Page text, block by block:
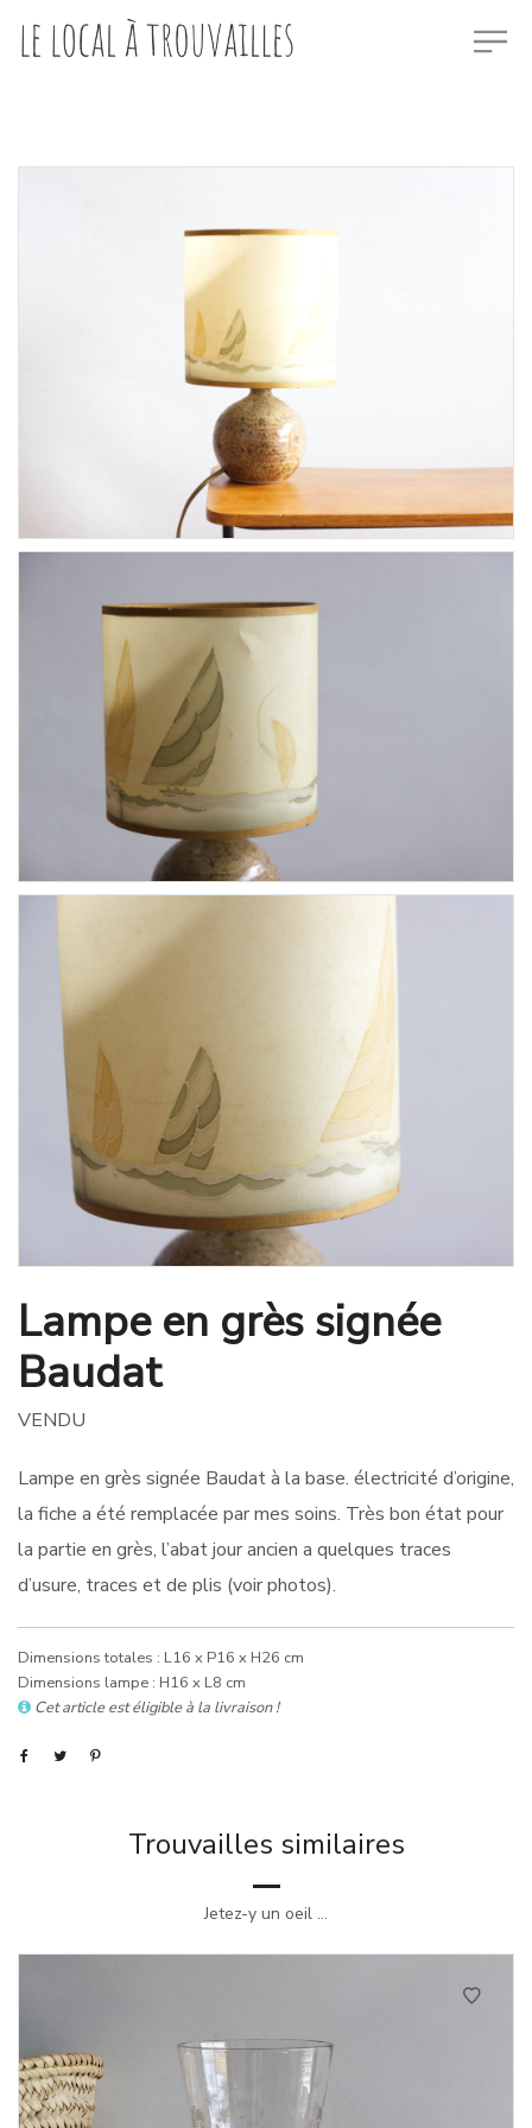
Lampe en grès signée
Baudat
VENDU
Lampe en grès signée Baudat à la base. électricité d’origine,
la fiche a été remplacée par mes soins. Très bon état pour
la partie en grès, l’abat jour ancien a quelques traces
d’usure, traces et de plis (voir photos).
Dimensions totales : L16 x P16 x H26 cm
Dimensions lampe : H16 x L8 cm
Cet article est éligible à la livraison !
Trouvailles similaires
Jetez-y un oeil ...